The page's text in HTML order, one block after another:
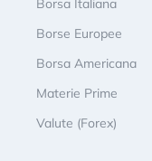
Borsa Italiana
Borse Europee
Borsa Americana
Materie Prime
Valute (Forex)